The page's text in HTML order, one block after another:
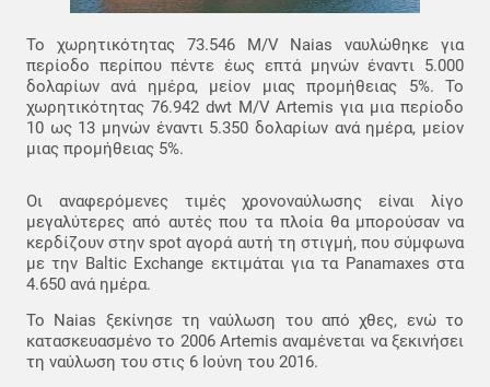
Το χωρητικότητας 73.546 M/V Naias ναυλώθηκε για
περίοδο περίπου πέντε έως επτά μηνών έναντι 5.000
δολαρίων ανά ημέρα, μείον μιας προμήθειας 5%. Το
χωρητικότητας 76.942 dwt M/V Artemis για μια περίοδο
10 ως 13 μηνών έναντι 5.350 δολαρίων ανά ημέρα, μείον
μιας προμήθειας 5%.
Οι αναφερόμενες τιμές χρονοναύλωσης είναι λίγο
μεγαλύτερες από αυτές που τα πλοία θα μπορούσαν να
κερδίζουν στην spot αγορά αυτή τη στιγμή, που σύμφωνα
με την Baltic Exchange εκτιμάται για τα Panamaxes στα
4.650 ανά ημέρα.
Το Naias ξεκίνησε τη ναύλωση του από χθες, ενώ το
κατασκευασμένο το 2006 Artemis αναμένεται να ξεκινήσει
τη ναύλωση του στις 6 Ιούνη του 2016.